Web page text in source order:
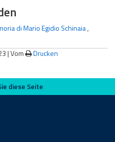
di Mario Egidio Schinaia,
|Vom Drucken
Seite
diese Seite